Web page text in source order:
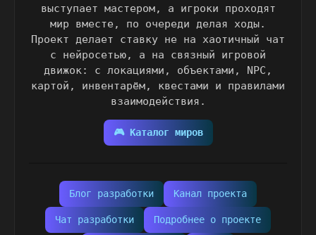
выступает мастером, а игроки проходят
мир вместе, по очереди делая ходы.
Проект делает ставку не на хаотичный чат
с нейросетью, а на связный игровой
движок: с локациями, объектами, NPC,
картой, инвентарём, квестами и правилами
взаимодействия.
🎮 Каталог миров
Блог разработки Канал проекта
Чат разработки Подробнее о проекте